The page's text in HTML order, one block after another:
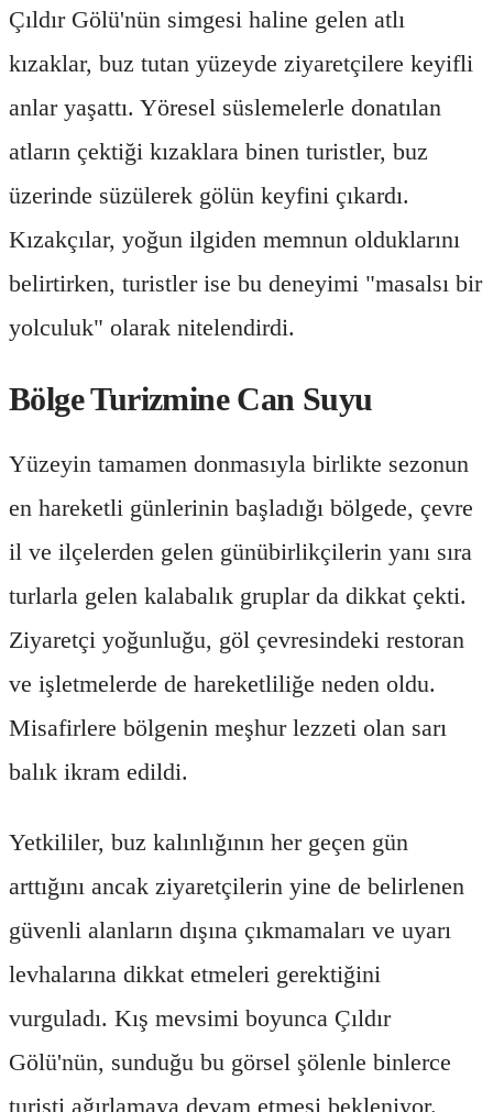
Çıldır Gölü'nün simgesi haline gelen atlı
kızaklar, buz tutan yüzeyde ziyaretçilere keyifli
anlar yaşattı. Yöresel süslemelerle donatılan
atların çektiği kızaklara binen turistler, buz
üzerinde süzülerek gölün keyfini çıkardı.
Kızakçılar, yoğun ilgiden memnun olduklarını
belirtirken, turistler ise bu deneyimi "masalsı bir
yolculuk" olarak nitelendirdi.
Bölge Turizmine Can Suyu
Yüzeyin tamamen donmasıyla birlikte sezonun
en hareketli günlerinin başladığı bölgede, çevre
il ve ilçelerden gelen günübirlikçilerin yanı sıra
turlarla gelen kalabalık gruplar da dikkat çekti.
Ziyaretçi yoğunluğu, göl çevresindeki restoran
ve işletmelerde de hareketliliğe neden oldu.
Misafirlere bölgenin meşhur lezzeti olan sarı
balık ikram edildi.
Yetkililer, buz kalınlığının her geçen gün
arttığını ancak ziyaretçilerin yine de belirlenen
güvenli alanların dışına çıkmamaları ve uyarı
levhalarına dikkat etmeleri gerektiğini
vurguladı. Kış mevsimi boyunca Çıldır
Gölü'nün, sunduğu bu görsel şölenle binlerce
turisti ağırlamaya devam etmesi bekleniyor.